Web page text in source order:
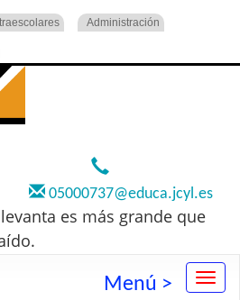
Administración
05000737@educa.jcyl.es
es más grande que
Menú >